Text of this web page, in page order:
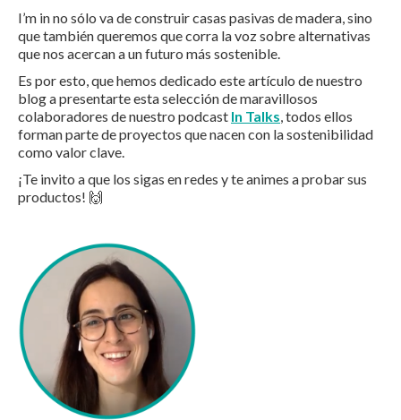
I’m in no sólo va de construir casas pasivas de madera, sino
que también queremos que corra la voz sobre alternativas
que nos acercan a un futuro más sostenible.
Es por esto, que hemos dedicado este artículo de nuestro
blog a presentarte esta selección de maravillosos
colaboradores de nuestro podcast In Talks, todos ellos
forman parte de proyectos que nacen con la sostenibilidad
como valor clave.
¡Te invito a que los sigas en redes y te animes a probar sus
productos! 🙌